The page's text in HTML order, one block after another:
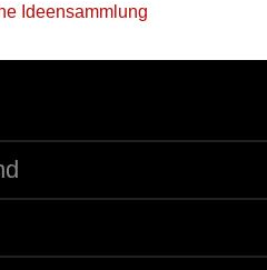
Ideensammlung